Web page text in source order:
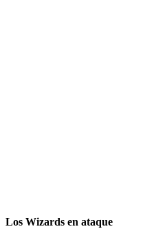
Los Wizards en ataque